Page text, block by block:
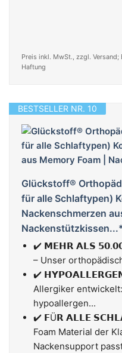
Preis inkl. MwSt., zzgl.
Haftung
BESTSELLER NR. 10
Glückstoff®
für alle Schlaftypen)
Nackenschmerzen
✔️ 𝗠𝗘𝗛𝗥 𝗔𝗟𝗦
– Unser
✔️ 𝗛𝗬𝗣𝗢𝗔𝗟𝗟𝗘𝗥𝗚𝗘𝗡
Allergiker
hypoallergen...
✔️ 𝗙Ü𝗥 𝗔𝗟𝗟𝗘
Foam Material der
Nackensupport